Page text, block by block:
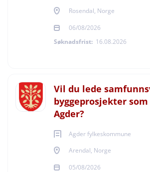
Rosendal, Norge
06/08/2026
Søknadsfrist: 16.08.2026
Vil du lede
byggeprosjekter
Agder?
Agder fylkeskommune
Arendal, Norge
05/08/2026